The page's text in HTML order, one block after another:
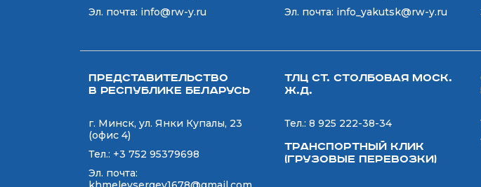
Эл. почта: info@rw-y.ru
Эл. почта: info_yakutsk@rw-y.ru
Представительство
в Республике Беларусь
г. Минск, ул. Янки Купалы, 23
(офис 4)
Тел.: +3 752 95379698
Эл. почта:
ТЛЦ ст. СТОЛБОВАЯ Моск.
Ж.Д.
Тел.: 8 925 222-38-34
Транспортный Клик
(Грузовые перевозки)